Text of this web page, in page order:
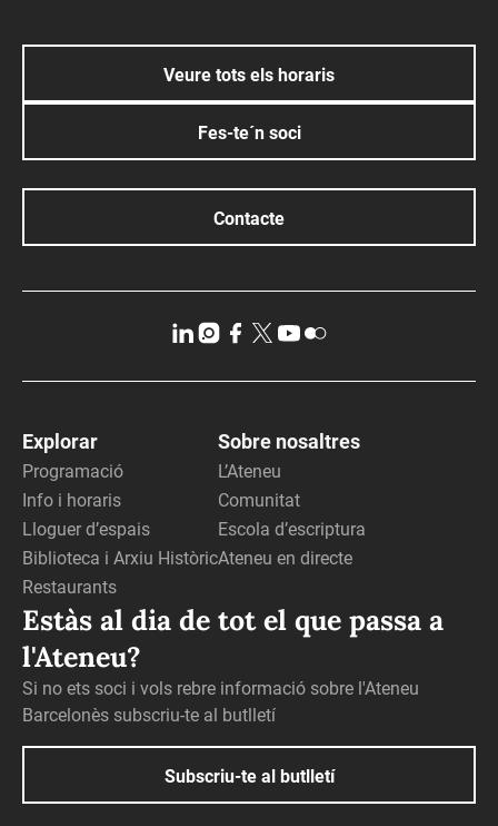
Veure tots els horaris
Fes-te´n soci
Contacte
Explorar
Programació
Info i horaris
Lloguer d’espais
Biblioteca i Arxiu Històric
Restaurants
Sobre nosaltres
L’Ateneu
Comunitat
Escola d’escriptura
Ateneu en directe
Estàs al dia de tot el que passa a
l'Ateneu?
Si no ets soci i vols rebre informació sobre l'Ateneu
Barcelonès subscriu-te al butlletí
Subscriu-te al butlletí